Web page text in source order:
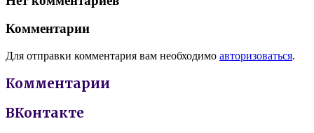
Комментарии
Для отправки комментария вам необходимо авторизоваться.
Комментарии
ВКонтакте